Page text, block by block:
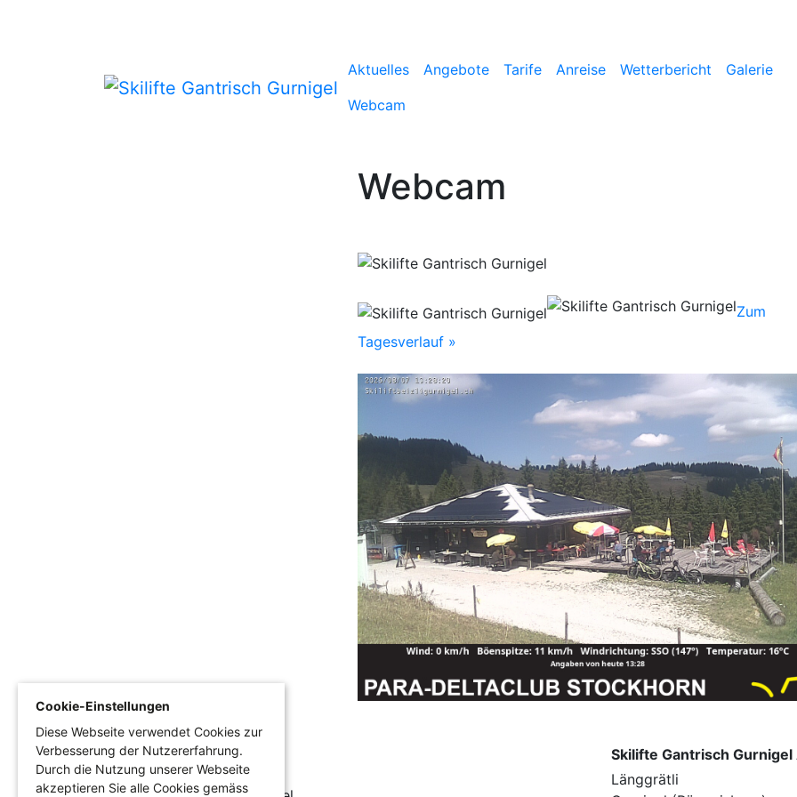
Aktuelles Angebote Tarife Anreise Wetterbericht
Galerie
Webcam
Webcam
Zum
Tagesverlauf »
Skilifte Gantrisch Gurnigel
Länggrätli
Cookie-Einstellungen
Diese Webseite verwendet Cookies zur
Verbesserung der Nutzererfahrung.
Durch die Nutzung unserer Webseite
akzeptieren Sie alle Cookies gemäss